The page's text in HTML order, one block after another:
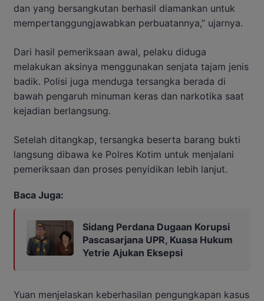
dan yang bersangkutan berhasil diamankan untuk
mempertanggungjawabkan perbuatannya,” ujarnya.
Dari hasil pemeriksaan awal, pelaku diduga
melakukan aksinya menggunakan senjata tajam jenis
badik. Polisi juga menduga tersangka berada di
bawah pengaruh minuman keras dan narkotika saat
kejadian berlangsung.
Setelah ditangkap, tersangka beserta barang bukti
langsung dibawa ke Polres Kotim untuk menjalani
pemeriksaan dan proses penyidikan lebih lanjut.
Baca Juga:
Sidang Perdana Dugaan Korupsi
Pascasarjana UPR, Kuasa Hukum
Yetrie Ajukan Eksepsi
Yuan menjelaskan keberhasilan pengungkapan kasus